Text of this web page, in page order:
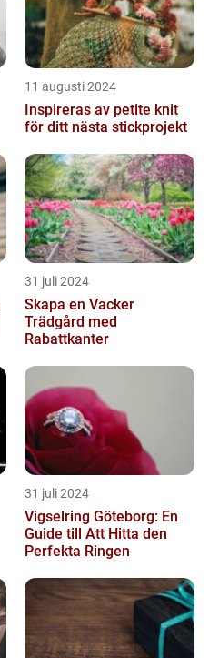
11 augusti 2024
Inspireras av petite knit
för ditt nästa stickprojekt
31 juli 2024
Skapa en Vacker
Trädgård med
Rabattkanter
31 juli 2024
Vigselring Göteborg: En
Guide till Att Hitta den
Perfekta Ringen